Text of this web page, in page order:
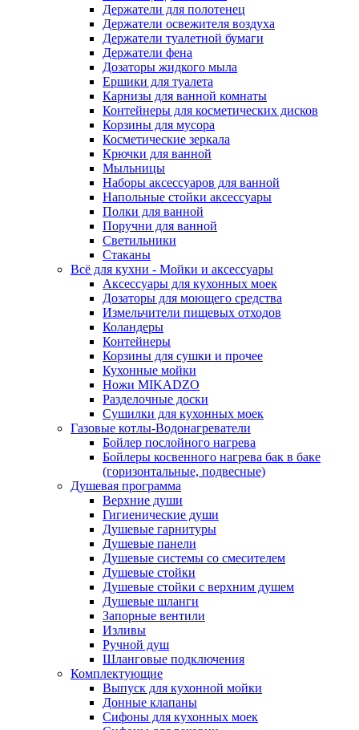
Держатели для полотенец
Держатели освежителя воздуха
Держатели туалетной бумаги
Держатели фена
Дозаторы жидкого мыла
Ершики для туалета
Карнизы для ванной комнаты
Контейнеры для косметических дисков
Корзины для мусора
Косметические зеркала
Крючки для ванной
Мыльницы
Наборы аксессуаров для ванной
Напольные стойки аксессуары
Полки для ванной
Поручни для ванной
Светильники
Стаканы
Всё для кухни - Мойки и аксессуары
Аксессуары для кухонных моек
Дозаторы для моющего средства
Измельчители пищевых отходов
Коландеры
Контейнеры
Корзины для сушки и прочее
Кухонные мойки
Ножи MIKADZO
Разделочные доски
Сушилки для кухонных моек
Газовые котлы-Водонагреватели
Бойлер послойного нагрева
Бойлеры косвенного нагрева бак в баке
(горизонтальные, подвесные)
Душевая программа
Верхние души
Гигиенические души
Душевые гарнитуры
Душевые панели
Душевые системы со смесителем
Душевые стойки
Душевые стойки с верхним душем
Душевые шланги
Запорные вентили
Изливы
Ручной душ
Шланговые подключения
Комплектующие
Выпуск для кухонной мойки
Донные клапаны
Сифоны для кухонных моек